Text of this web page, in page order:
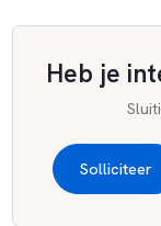
Heb je
Solliciteer